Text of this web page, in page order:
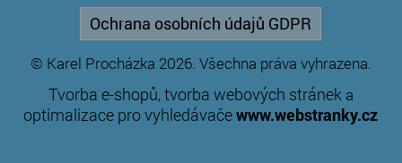
Ochrana osobních údajů GDPR
© Karel Procházka 2026. Všechna práva vyhrazena.
Tvorba e-shopů,tvorba webových stráneka
optimalizace pro vyhledávačewww.webstranky.cz